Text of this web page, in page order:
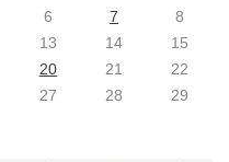
6 7
8
13 14
15
20 21
22
27 28
29